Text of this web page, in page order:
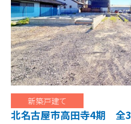
新築戸建て
北名古屋市高田寺4期